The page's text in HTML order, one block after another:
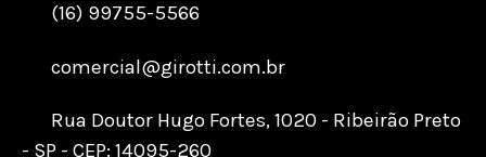
(16) 99755-5566
comercial@girotti.com.br
Rua Doutor Hugo Fortes, 1020 - Ribeirão Preto
- SP - CEP: 14095-260